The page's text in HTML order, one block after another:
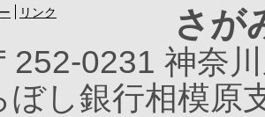
リンク さが
252-0231 神奈
ぼし銀行相模原